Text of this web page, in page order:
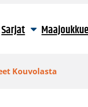
Sarjat
Kouvolasta